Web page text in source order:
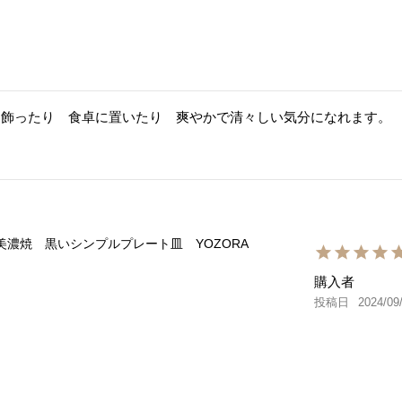
ったり　食卓に置いたり　爽やかで清々しい気分になれます。
濃焼 黒いシンプルプレート皿 YOZORA
購入者
投稿日 2024/